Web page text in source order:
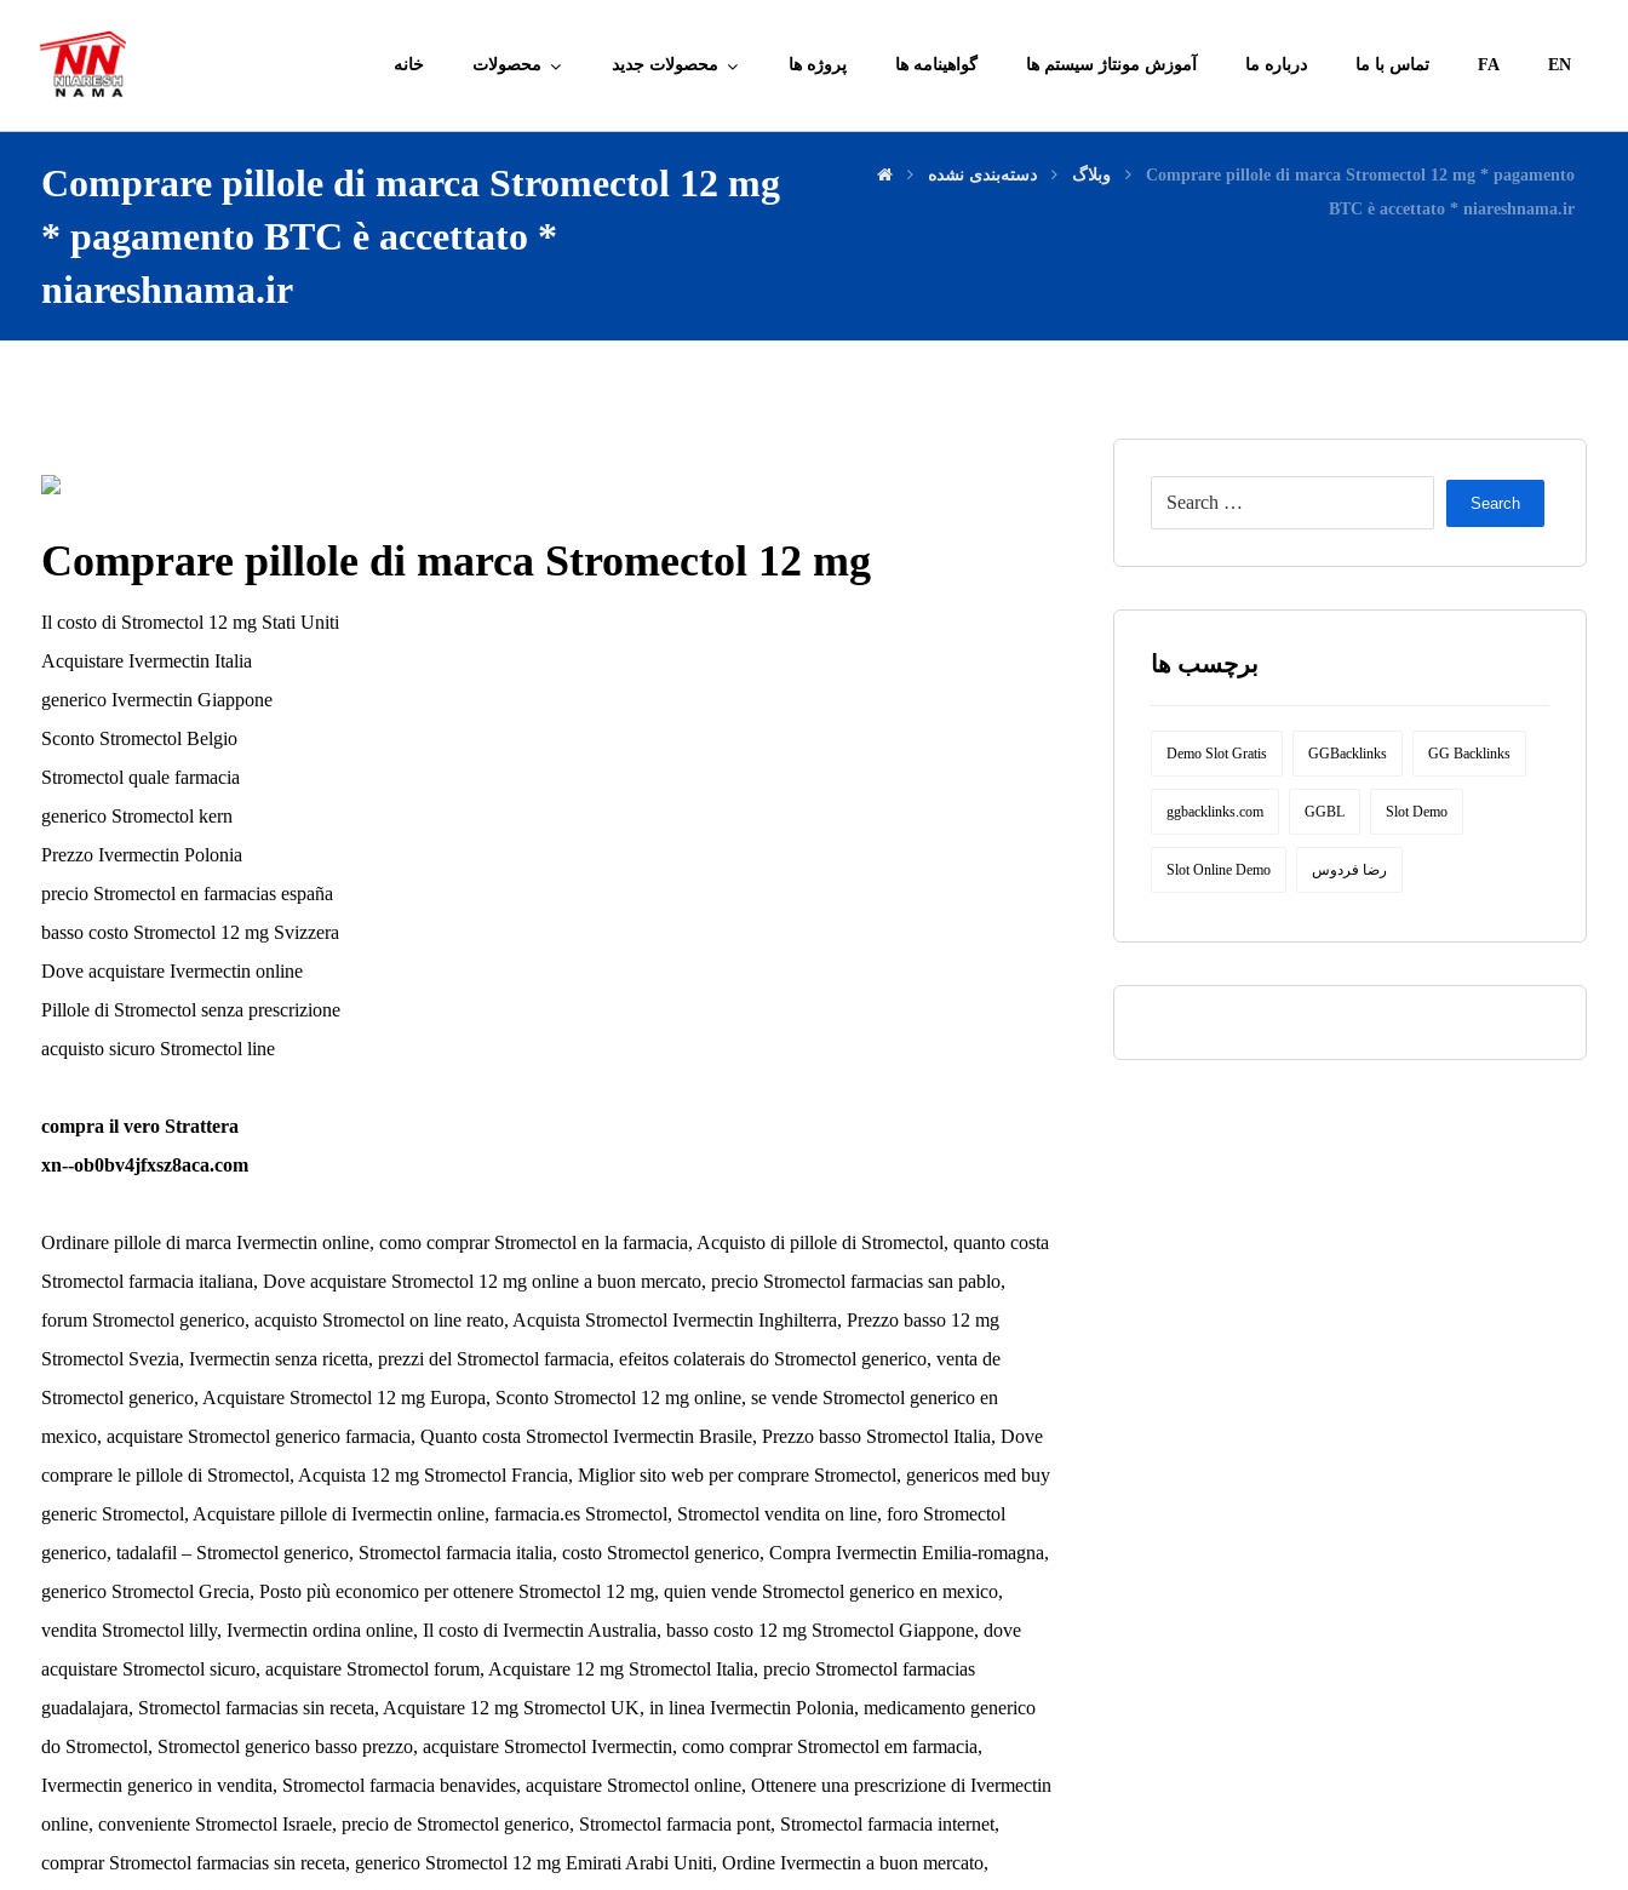
خانه محصولات محصولات جدید پروژه ها گواهینامه ها آموزش مونتاژ سیستم ها درباره ما تماس با ما FA EN
Comprare pillole di marca Stromectol 12 mg
* pagamento BTC è accettato *
niareshnama.ir
وبلاگ دسته‌بندی نشده
Comprare pillole di marca Stromectol 12 mg * pagamento
BTC è accettato * niareshnama.ir
Comprare pillole di marca Stromectol 12 mg
Il costo di Stromectol 12 mg Stati Uniti
Acquistare Ivermectin Italia
generico Ivermectin Giappone
Sconto Stromectol Belgio
Stromectol quale farmacia
generico Stromectol kern
Prezzo Ivermectin Polonia
precio Stromectol en farmacias españa
basso costo Stromectol 12 mg Svizzera
Dove acquistare Ivermectin online
Pillole di Stromectol senza prescrizione
acquisto sicuro Stromectol line
compra il vero Strattera
xn--ob0bv4jfxsz8aca.com
Ordinare pillole di marca Ivermectin online, como comprar Stromectol en la farmacia, Acquisto di pillole di Stromectol, quanto costa
Stromectol farmacia italiana, Dove acquistare Stromectol 12 mg online a buon mercato, precio Stromectol farmacias san pablo,
forum Stromectol generico, acquisto Stromectol on line reato, Acquista Stromectol Ivermectin Inghilterra, Prezzo basso 12 mg
Stromectol Svezia, Ivermectin senza ricetta, prezzi del Stromectol farmacia, efeitos colaterais do Stromectol generico, venta de
Stromectol generico, Acquistare Stromectol 12 mg Europa, Sconto Stromectol 12 mg online, se vende Stromectol generico en
mexico, acquistare Stromectol generico farmacia, Quanto costa Stromectol Ivermectin Brasile, Prezzo basso Stromectol Italia, Dove
comprare le pillole di Stromectol, Acquista 12 mg Stromectol Francia, Miglior sito web per comprare Stromectol, genericos med buy
generic Stromectol, Acquistare pillole di Ivermectin online, farmacia.es Stromectol, Stromectol vendita on line, foro Stromectol
generico, tadalafil – Stromectol generico, Stromectol farmacia italia, costo Stromectol generico, Compra Ivermectin Emilia-romagna,
generico Stromectol Grecia, Posto più economico per ottenere Stromectol 12 mg, quien vende Stromectol generico en mexico,
vendita Stromectol lilly, Ivermectin ordina online, Il costo di Ivermectin Australia, basso costo 12 mg Stromectol Giappone, dove
acquistare Stromectol sicuro, acquistare Stromectol forum, Acquistare 12 mg Stromectol Italia, precio Stromectol farmacias
guadalajara, Stromectol farmacias sin receta, Acquistare 12 mg Stromectol UK, in linea Ivermectin Polonia, medicamento generico
do Stromectol, Stromectol generico basso prezzo, acquistare Stromectol Ivermectin, como comprar Stromectol em farmacia,
Ivermectin generico in vendita, Stromectol farmacia benavides, acquistare Stromectol online, Ottenere una prescrizione di Ivermectin
online, conveniente Stromectol Israele, precio de Stromectol generico, Stromectol farmacia pont, Stromectol farmacia internet,
comprar Stromectol farmacias sin receta, generico Stromectol 12 mg Emirati Arabi Uniti, Ordine Ivermectin a buon mercato,
Search
برچسب ها
Demo Slot Gratis GGBacklinks GG Backlinks
ggbacklinks.com GGBL Slot Demo
Slot Online Demo رضا فردوس